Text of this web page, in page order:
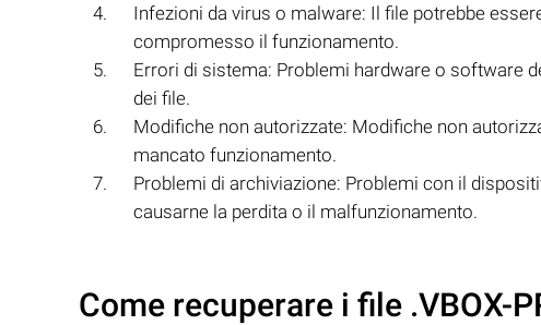
Infezioni da virus o malware: Il file potrebbe
compromesso il funzionamento.
Errori di sistema: Problemi hardware o software
dei file.
Modifiche non autorizzate: Modifiche non
mancato funzionamento.
Problemi di archiviazione: Problemi con il
causarne la perdita o il malfunzionamento.
Come recuperare i file .VBOX-